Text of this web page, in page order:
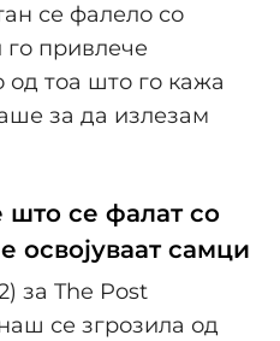
се фалело со
го привлече
тоа што го кажа
за да излезам
што се фалат со
освојуваат самци
за The Post
се згрозила од